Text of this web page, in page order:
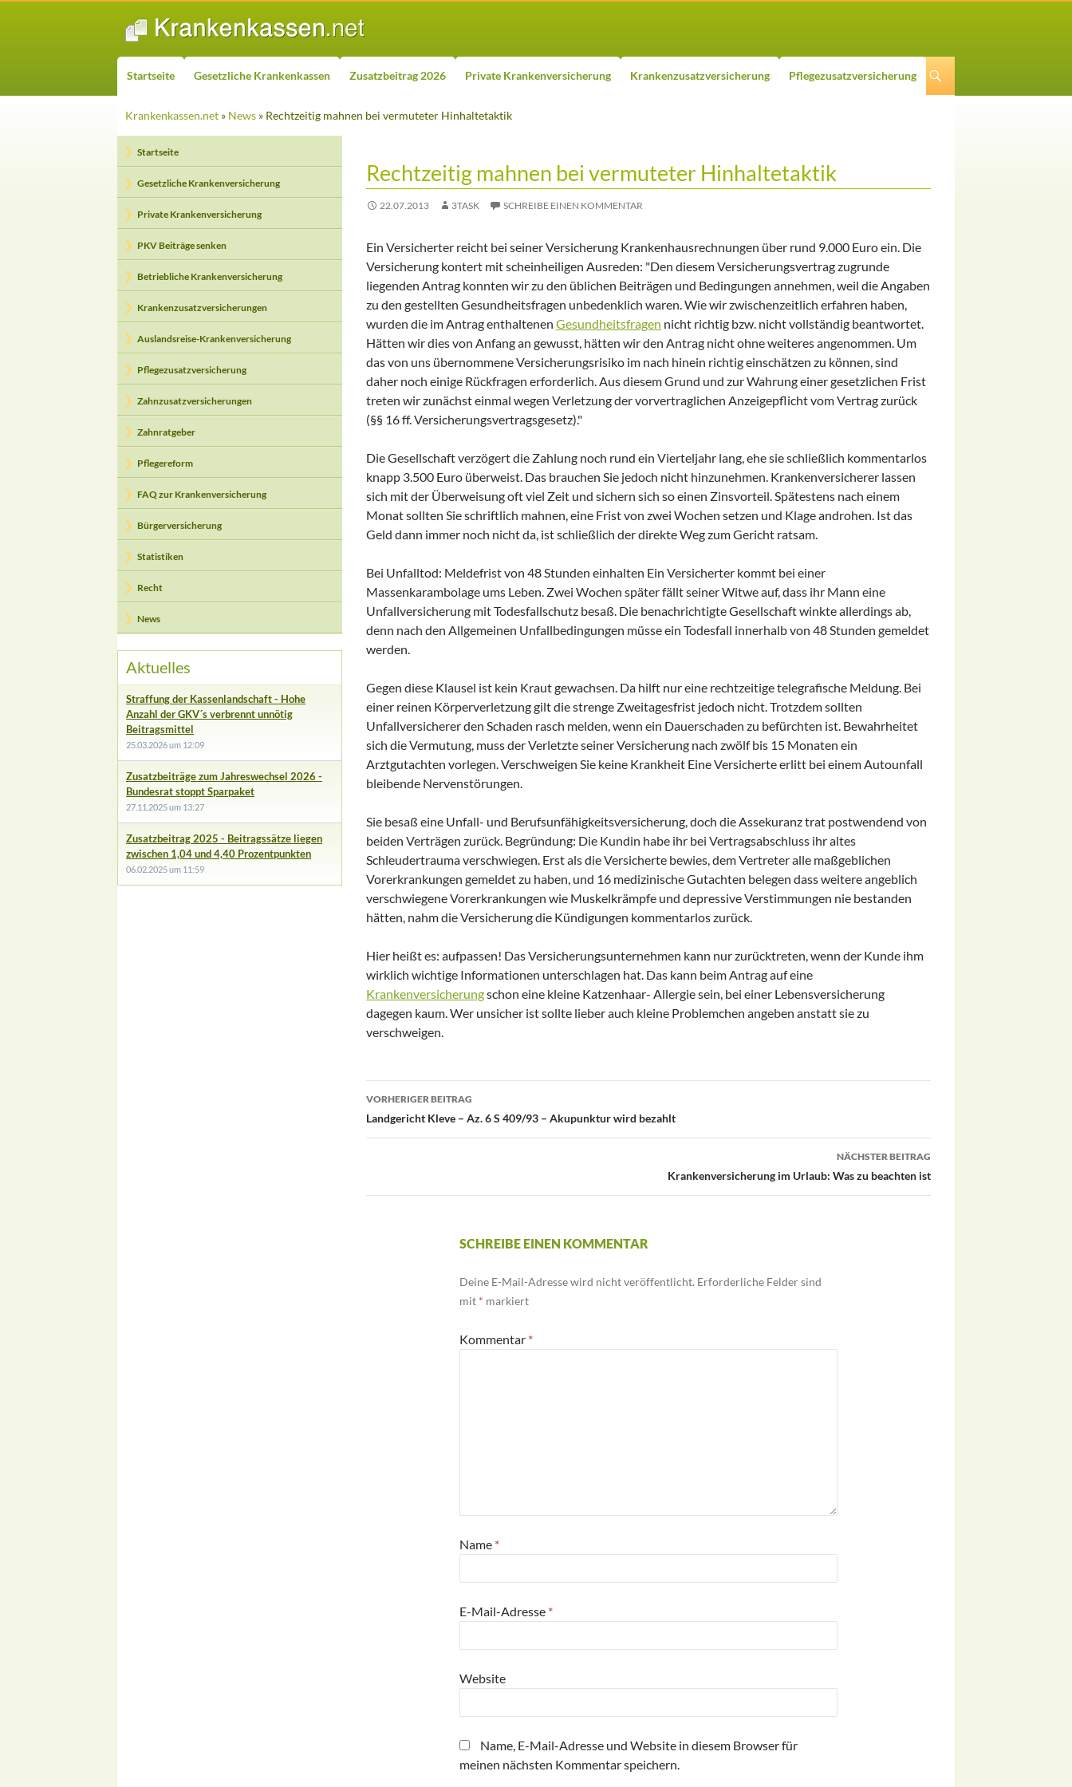
ZUM INHALT SPRINGEN
Startseite Gesetzliche Krankenkassen Zusatzbeitrag 2026 Private Krankenversicherung Krankenzusatzversicherung Pflegezusatzversicherung
Krankenkassen.net » News » Rechtzeitig mahnen bei vermuteter Hinhaltetaktik
Rechtzeitig mahnen bei vermuteter Hinhaltetaktik
22.07.2013 3TASK SCHREIBE EINEN KOMMENTAR
Ein Versicherter reicht bei seiner Versicherung Krankenhausrechnungen über rund 9.000 Euro ein. Die
Versicherung kontert mit scheinheiligen Ausreden: "Den diesem Versicherungsvertrag zugrunde
liegenden Antrag konnten wir zu den üblichen Beiträgen und Bedingungen annehmen, weil die Angaben
zu den gestellten Gesundheitsfragen unbedenklich waren. Wie wir zwischenzeitlich erfahren haben,
wurden die im Antrag enthaltenen Gesundheitsfragen nicht richtig bzw. nicht vollständig beantwortet.
Hätten wir dies von Anfang an gewusst, hätten wir den Antrag nicht ohne weiteres angenommen. Um
das von uns übernommene Versicherungsrisiko im nach hinein richtig einschätzen zu können, sind
daher noch einige Rückfragen erforderlich. Aus diesem Grund und zur Wahrung einer gesetzlichen Frist
treten wir zunächst einmal wegen Verletzung der vorvertraglichen Anzeigepflicht vom Vertrag zurück
(§§ 16 ff. Versicherungsvertragsgesetz)."
Die Gesellschaft verzögert die Zahlung noch rund ein Vierteljahr lang, ehe sie schließlich kommentarlos
knapp 3.500 Euro überweist. Das brauchen Sie jedoch nicht hinzunehmen. Krankenversicherer lassen
sich mit der Überweisung oft viel Zeit und sichern sich so einen Zinsvorteil. Spätestens nach einem
Monat sollten Sie schriftlich mahnen, eine Frist von zwei Wochen setzen und Klage androhen. Ist das
Geld dann immer noch nicht da, ist schließlich der direkte Weg zum Gericht ratsam.
Bei Unfalltod: Meldefrist von 48 Stunden einhalten Ein Versicherter kommt bei einer
Massenkarambolage ums Leben. Zwei Wochen später fällt seiner Witwe auf, dass ihr Mann eine
Unfallversicherung mit Todesfallschutz besaß. Die benachrichtigte Gesellschaft winkte allerdings ab,
denn nach den Allgemeinen Unfallbedingungen müsse ein Todesfall innerhalb von 48 Stunden gemeldet
werden.
Gegen diese Klausel ist kein Kraut gewachsen. Da hilft nur eine rechtzeitige telegrafische Meldung. Bei
einer reinen Körperverletzung gilt die strenge Zweitagesfrist jedoch nicht. Trotzdem sollten
Unfallversicherer den Schaden rasch melden, wenn ein Dauerschaden zu befürchten ist. Bewahrheitet
sich die Vermutung, muss der Verletzte seiner Versicherung nach zwölf bis 15 Monaten ein
Arztgutachten vorlegen. Verschweigen Sie keine Krankheit Eine Versicherte erlitt bei einem Autounfall
bleibende Nervenstörungen.
Sie besaß eine Unfall- und Berufsunfähigkeitsversicherung, doch die Assekuranz trat postwendend von
beiden Verträgen zurück. Begründung: Die Kundin habe ihr bei Vertragsabschluss ihr altes
Schleudertrauma verschwiegen. Erst als die Versicherte bewies, dem Vertreter alle maßgeblichen
Vorerkrankungen gemeldet zu haben, und 16 medizinische Gutachten belegen dass weitere angeblich
verschwiegene Vorerkrankungen wie Muskelkrämpfe und depressive Verstimmungen nie bestanden
hätten, nahm die Versicherung die Kündigungen kommentarlos zurück.
Hier heißt es: aufpassen! Das Versicherungsunternehmen kann nur zurücktreten, wenn der Kunde ihm
wirklich wichtige Informationen unterschlagen hat. Das kann beim Antrag auf eine
Krankenversicherungschon eine kleine Katzenhaar- Allergie sein, bei einer Lebensversicherung
dagegen kaum. Wer unsicher ist sollte lieber auch kleine Problemchen angeben anstatt sie zu
verschweigen.
Beitrags-
Navigation
VORHERIGER BEITRAG
Landgericht Kleve – Az. 6 S 409/93 – Akupunktur wird bezahlt
NÄCHSTER BEITRAG
Krankenversicherung im Urlaub: Was zu beachten ist
SCHREIBE EINEN KOMMENTAR
Deine E-Mail-Adresse wird nicht veröffentlicht. Erforderliche Felder sind
mit * markiert
Kommentar *
Name *
E-Mail-Adresse *
Website
Name, E-Mail-Adresse und Website in diesem Browser für
meinen nächsten Kommentar speichern.
Startseite
Gesetzliche Krankenversicherung
Private Krankenversicherung
PKV Beiträge senken
Betriebliche Krankenversicherung
Krankenzusatzversicherungen
Auslandsreise-Krankenversicherung
Pflegezusatzversicherung
Zahnzusatzversicherungen
Zahnratgeber
Pflegereform
FAQ zur Krankenversicherung
Bürgerversicherung
Statistiken
Recht
News
Aktuelles
Straffung der Kassenlandschaft - Hohe
Anzahl der GKV´s verbrennt unnötig
Beitragsmittel
25.03.2026 um 12:09
Zusatzbeiträge zum Jahreswechsel 2026 -
Bundesrat stoppt Sparpaket
27.11.2025 um 13:27
Zusatzbeitrag 2025 - Beitragssätze liegen
zwischen 1,04 und 4,40 Prozentpunkten
06.02.2025 um 11:59